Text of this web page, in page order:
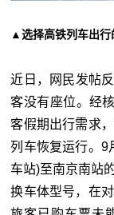
▲选择高铁列车出行
近日，网民发帖
客没有座位。经
客假期出行需求
列车恢复运行。9
车站)至南京南站
换车体型号，在